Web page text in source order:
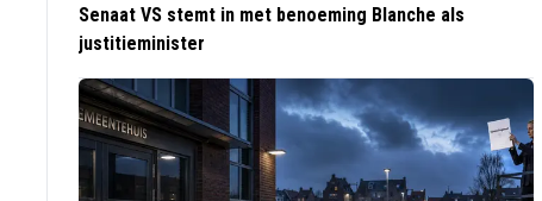
Senaat VS stemt in met benoeming Blanche als
justitieminister